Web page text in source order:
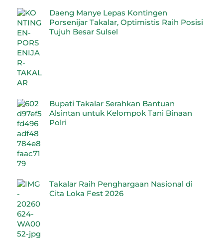
Daeng Manye Lepas Kontingen
Porsenijar Takalar, Optimistis Raih Posisi
Tujuh Besar Sulsel
Bupati Takalar Serahkan Bantuan
Alsintan untuk Kelompok Tani Binaan
Polri
Takalar Raih Penghargaan Nasional di
Cita Loka Fest 2026